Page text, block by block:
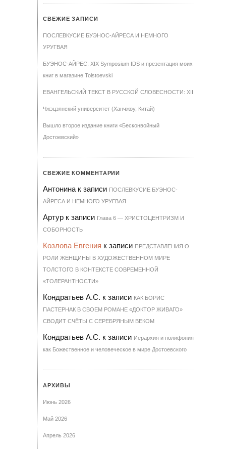
СВЕЖИЕ ЗАПИСИ
ПОСЛЕВКУСИЕ БУЭНОС-АЙРЕСА И НЕМНОГО
УРУГВАЯ
БУЭНОС-АЙРЕС: XIX Symposium IDS и презентация моих
книг в магазине Tolstoevski
ЕВАНГЕЛЬСКИЙ ТЕКСТ В РУССКОЙ СЛОВЕСНОСТИ: XII
Чжэцзянский университет (Ханчжоу, Китай)
Вышло второе издание книги «Бесконвойный
Достоевский»
СВЕЖИЕ КОММЕНТАРИИ
Антонина к записи ПОСЛЕВКУСИЕ БУЭНОС-
АЙРЕСА И НЕМНОГО УРУГВАЯ
Артур к записи Гла­ва 6 — ХРИ­С­ТО­ЦЕН­Т­РИЗМ И
СО­БОР­НОСТЬ
Козлова Евгения к записи ПРЕДСТАВЛЕНИЯ О
РОЛИ ЖЕНЩИНЫ В ХУДОЖЕСТВЕННОМ МИРЕ
ТОЛСТОГО В КОНТЕКСТЕ СОВРЕМЕННОЙ
«ТОЛЕРАНТНОСТИ»
Кондратьев А.С. к записи КАК БОРИС
ПАСТЕРНАК В СВОЕМ РОМАНЕ «ДОКТОР ЖИВАГО»
СВОДИТ СЧЁТЫ С СЕРЕБРЯНЫМ ВЕКОМ
Кондратьев А.С. к записи Иерархия и полифония
как Божественное и человеческое в мире Достоевского
АРХИВЫ
Июнь 2026
Май 2026
Апрель 2026